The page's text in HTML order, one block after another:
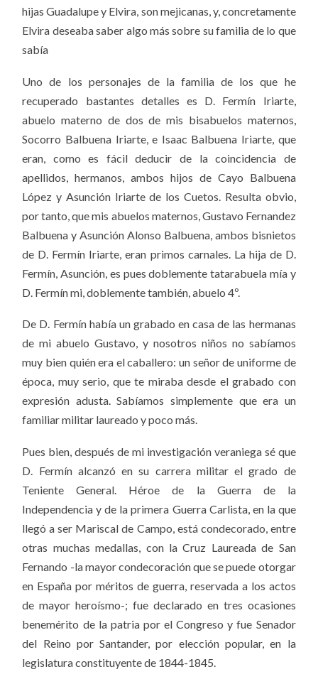
hijas Guadalupe y Elvira, son mejicanas, y, concretamente
Elvira deseaba saber algo más sobre su familia de lo que
sabía
Uno de los personajes de la familia de los que he
recuperado bastantes detalles es D. Fermín Iriarte,
abuelo materno de dos de mis bisabuelos maternos,
Socorro Balbuena Iriarte, e Isaac Balbuena Iriarte, que
eran, como es fácil deducir de la coincidencia de
apellidos, hermanos, ambos hijos de Cayo Balbuena
López y Asunción Iriarte de los Cuetos. Resulta obvio,
por tanto, que mis abuelos maternos, Gustavo Fernandez
Balbuena y Asunción Alonso Balbuena, ambos bisnietos
de D. Fermín Iriarte, eran primos carnales. La hija de D.
Fermín, Asunción, es pues doblemente tatarabuela mía y
D. Fermín mi, doblemente también, abuelo 4º.
De D. Fermín había un grabado en casa de las hermanas
de mi abuelo Gustavo, y nosotros niños no sabíamos
muy bien quién era el caballero: un señor de uniforme de
época, muy serio, que te miraba desde el grabado con
expresión adusta. Sabíamos simplemente que era un
familiar militar laureado y poco más.
Pues bien, después de mi investigación veraniega sé que
D. Fermín alcanzó en su carrera militar el grado de
Teniente General. Héroe de la Guerra de la
Independencia y de la primera Guerra Carlista, en la que
llegó a ser Mariscal de Campo, está condecorado, entre
otras muchas medallas, con la Cruz Laureada de San
Fernando -la mayor condecoración que se puede otorgar
en España por méritos de guerra, reservada a los actos
de mayor heroísmo-; fue declarado en tres ocasiones
benemérito de la patria por el Congreso y fue Senador
del Reino por Santander, por elección popular, en la
legislatura constituyente de 1844-1845.